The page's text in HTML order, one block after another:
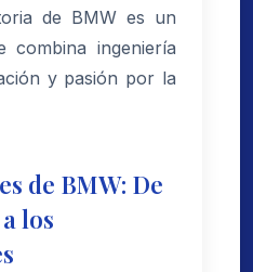
de BMW es un
combina ingeniería
y pasión por la
de BMW: De
los